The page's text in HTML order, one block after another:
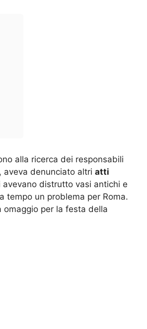
alla ricerca dei responsabili
aveva denunciato altri atti
distrutto vasi antichi e
tempo un problema per Roma.
per la festa della